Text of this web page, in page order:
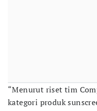
“Menurut riset tim
kategori produk